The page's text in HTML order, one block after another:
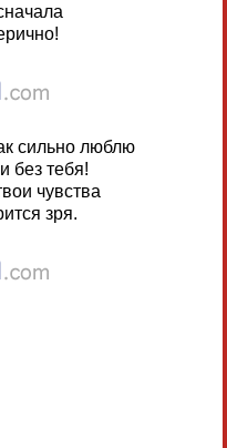
сильно люблю
без тебя!
чувства
зря.